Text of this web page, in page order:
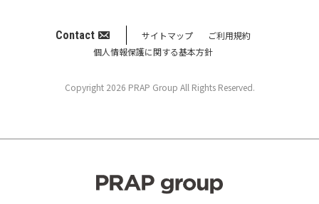
Contact サイトマップ
ご利用規約
個人情報保護に関する基本方針
Copyright 2026 PRAP Group All Rights Reserved.